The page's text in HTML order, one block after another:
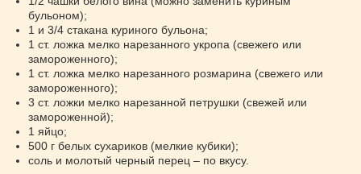
бульоном);
1 и 3/4 стакана куриного бульона;
1 ст. ложка мелко нарезанного укропа (свежего или
замороженного);
1 ст. ложка мелко нарезанного розмарина (свежего или
замороженного);
3 ст. ложки мелко нарезанной петрушки (свежей или
замороженной);
1 яйцо;
500 г белых сухариков (мелкие кубики);
соль и молотый черный перец – по вкусу.